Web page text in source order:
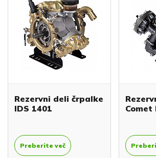
Rezervni deli črpalke
IDS 1401
Preberite več
Comet